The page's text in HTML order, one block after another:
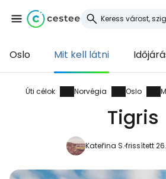
Oslo Mit kell látni
Úti célok Norvégia Oslo
Tigris
Kateřina S.frissített
Cestee-be
... az utazási közösség